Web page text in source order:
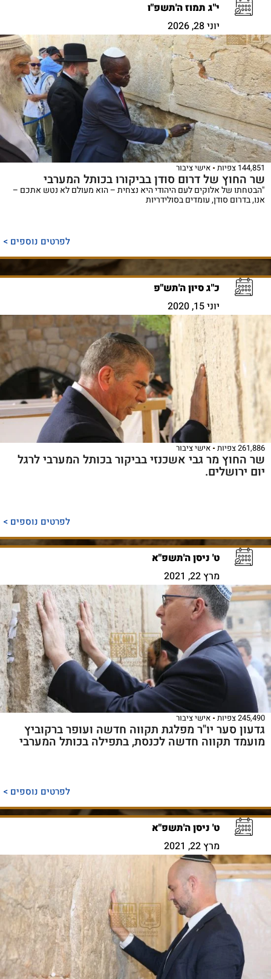
י"ג תמוז ה'תשפ"ו
יוני 28, 2026
144,851 צפיות אישי ציבור
שר החוץ של דרום סודן בביקורו בכותל המערבי
"הבטחתו של אלוקים לעם היהודי היא נצחית – הוא מעולם לא נטש אתכם –
אנו, בדרום סודן, עומדים בסולידריות
לפרטים נוספים >
כ"ג סיון ה'תש"פ
יוני 15, 2020
261,886 צפיות אישי ציבור
שר החוץ מר גבי אשכנזי בביקור בכותל המערבי לרגל
יום ירושלים.
לפרטים נוספים >
ט' ניסן ה'תשפ"א
מרץ 22, 2021
245,490 צפיות אישי ציבור
גדעון סער יו"ר מפלגת תקווה חדשה ועופר ברקוביץ
מועמד תקווה חדשה לכנסת, בתפילה בכותל המערבי
לפרטים נוספים >
ט' ניסן ה'תשפ"א
מרץ 22, 2021